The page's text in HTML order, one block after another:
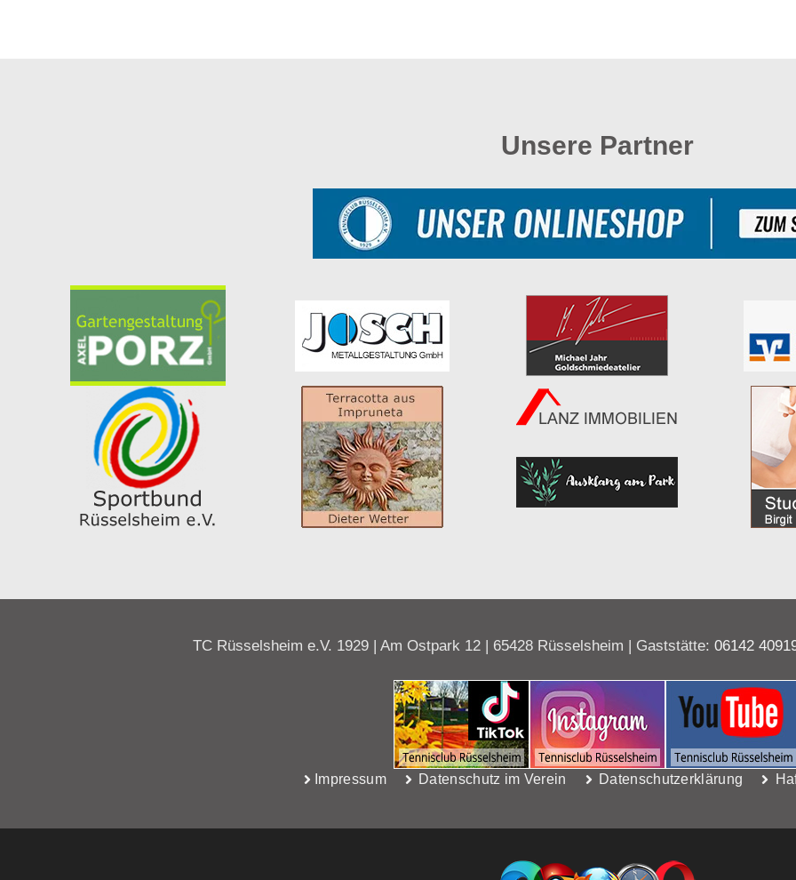
Unsere Partner
TC Rüsselsheim e.V. 1929 | Am Ostpark 12 | 65428 Rüsselsheim | Gaststätte: 06142
Impressum Datenschutz im Verein Datenschutzerklärung